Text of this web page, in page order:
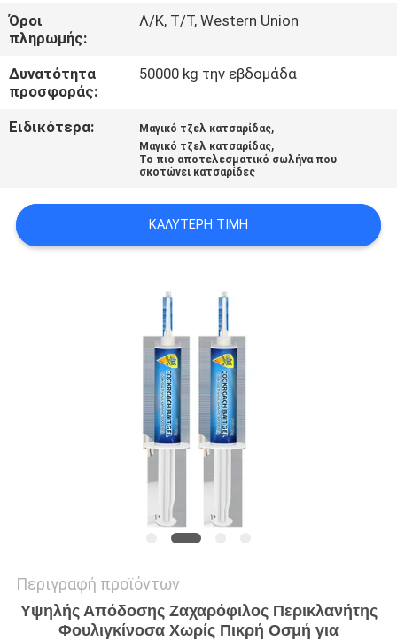
ΕΠΑΦΉ
ΜΕ
ΕΙΔΉΣΕΙΣ
ΑΠΌΣΠΑΣΜΑ
Όροι
πληρωμής:
Λ/Κ, Τ/Τ, Western Union
Δυνατότητα
προσφοράς:
50000 kg την εβδομάδα
Ειδικότερα: Μαγικό τζελ κατσαρίδας,
Μαγικό τζελ κατσαρίδας,
Το πιο αποτελεσματικό σωλήνα που
σκοτώνει κατσαρίδες
ΚΑΛΎΤΕΡΗ ΤΙΜΉ
Περιγραφή προϊόντων
Υψηλής Απόδοσης Ζαχαρόφιλος Περικλανήτης
Φουλιγκίνοσα Χωρίς Πικρή Οσμή για